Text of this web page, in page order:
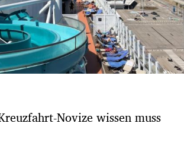
Novize wissen muss